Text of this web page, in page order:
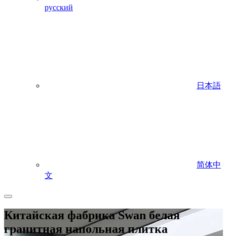
русский
日本語
简体中
文
Китайская фабрика Swan белая
гранитная напольная плитка